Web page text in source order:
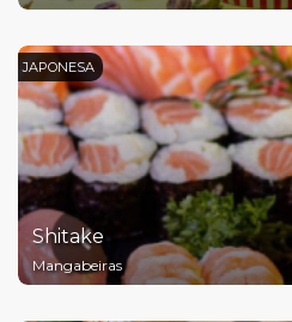
JAPONESA
Shitake
Mangabeiras